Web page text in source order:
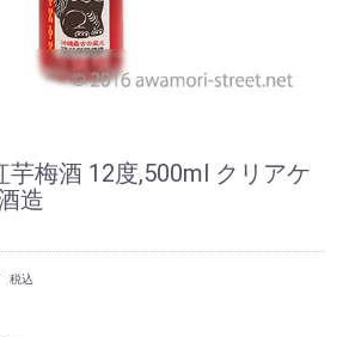
芋梅酒 12度,500ml クリアケ
造
税込